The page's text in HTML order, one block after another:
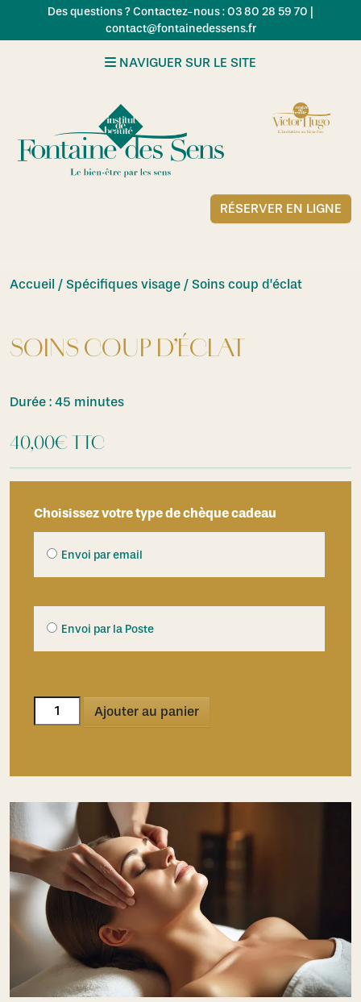
Skip to main content
Des questions ? Contactez-nous : 03 80 28 59 70 |
contact@fontainedessens.fr
NAVIGUER SUR LE SITE
RÉSERVER EN LIGNE
Accueil / Spécifiques visage / Soins coup d’éclat
SOINS COUP D’ÉCLAT
Durée : 45 minutes
40,00€TTC
Choisissez votre type de chèque cadeau
Envoi par email
Envoi par la Poste
quantité
de
Ajouter au panier